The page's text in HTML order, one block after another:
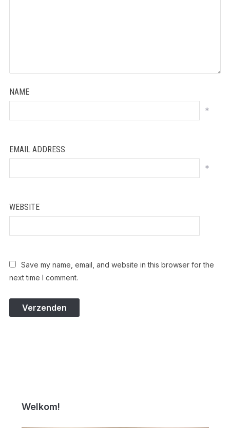
NAME
*
EMAIL ADDRESS
*
WEBSITE
Save my name, email, and website in this browser for the
next time I comment.
Welkom!